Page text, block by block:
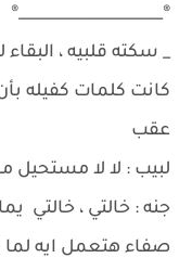
®___________________®
_ سكته قلبيه ، البقاء
كانت كلمات كفيله
عقب
لبيب : لا لا مستحيل
جنه : خالتي ، خالتي
صفاء هتعمل ايه لما